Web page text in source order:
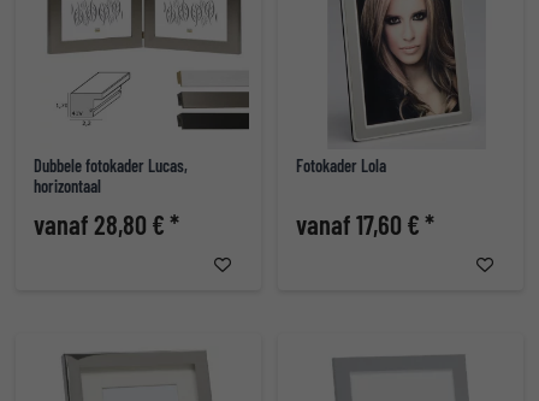
Dubbele fotokader Lucas,
horizontaal
vanaf 28,80 € *
Fotokader Lola
vanaf 17,60 € *